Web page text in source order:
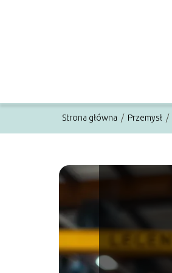
Strona główna / Przemysł /